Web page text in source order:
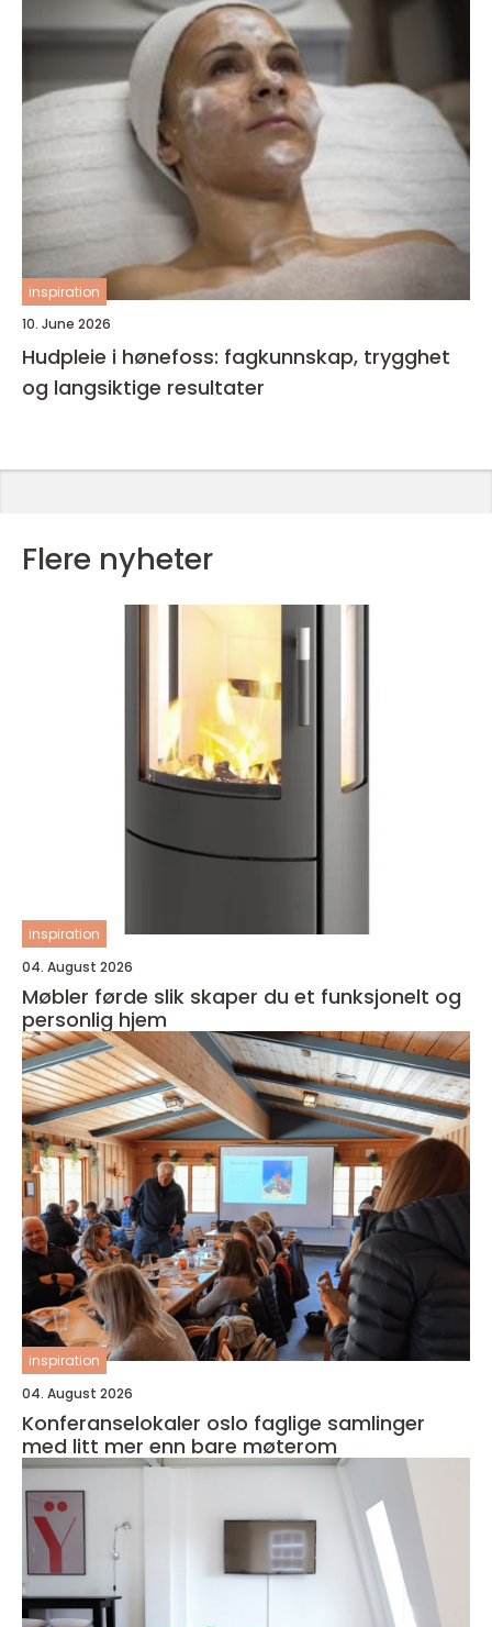
inspiration
10. June 2026
Hudpleie i hønefoss: fagkunnskap, trygghet
og langsiktige resultater
Flere nyheter
inspiration
04. August 2026
Møbler førde slik skaper du et funksjonelt og
personlig hjem
inspiration
04. August 2026
Konferanselokaler oslo faglige samlinger
med litt mer enn bare møterom